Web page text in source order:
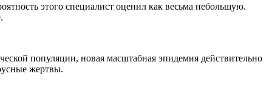
этого специалист оценил как весьма небольшую.
популяции, новая масштабная эпидемия действительно
жертвы.